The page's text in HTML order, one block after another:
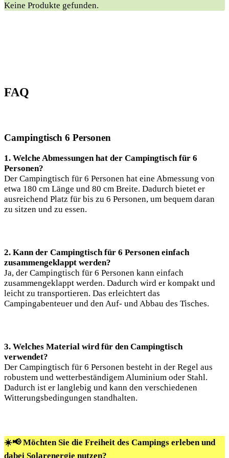
Keine Produkte gefunden.
FAQ
Campingtisch 6 Personen
1. Welche Abmessungen hat der Campingtisch für 6
Personen?
Der Campingtisch für 6 Personen hat eine Abmessung von
etwa 180 cm Länge und 80 cm Breite. Dadurch bietet er
ausreichend Platz für bis zu 6 Personen, um bequem daran
zu sitzen und zu essen.
2. Kann der Campingtisch für 6 Personen einfach
zusammengeklappt werden?
Ja, der Campingtisch für 6 Personen kann einfach
zusammengeklappt werden. Dadurch wird er kompakt und
leicht zu transportieren. Das erleichtert das
Campingabenteuer und den Auf- und Abbau des Tisches.
3. Welches Material wird für den Campingtisch
verwendet?
Der Campingtisch für 6 Personen besteht in der Regel aus
robustem und wetterbeständigem Aluminium oder Stahl.
Dadurch ist er langlebig und kann den verschiedenen
Witterungsbedingungen standhalten.
☀️📢 Möchten Sie die Freiheit des Campings erleben und
dabei Solarenergie nutzen?